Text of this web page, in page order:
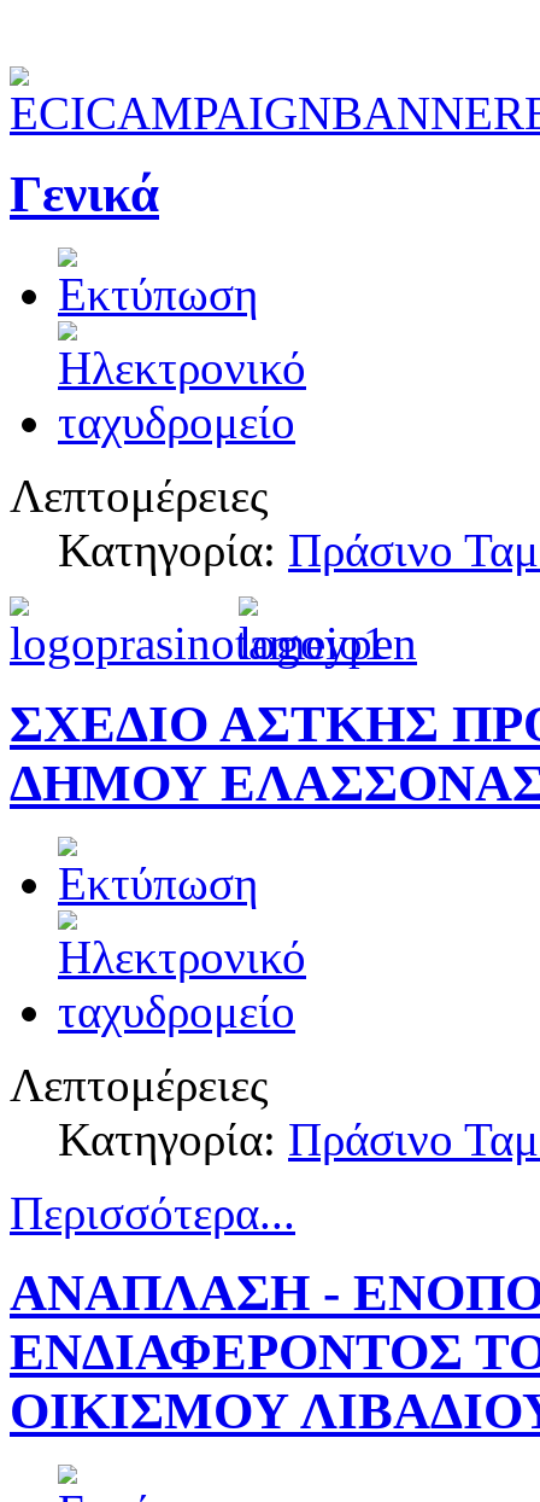
Γενικά
Λεπτομέρειες
Κατηγορία: Πράσινο
ΣΧΕΔΙΟ ΑΣΤΚΗΣ
ΔΗΜΟΥ
Λεπτομέρειες
Κατηγορία: Πράσινο
Περισσότερα...
ΑΝΑΠΛΑΣΗ -
ΕΝΔΙΑΦΕΡΟΝΤΟΣ
ΟΙΚΙΣΜΟΥ